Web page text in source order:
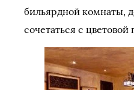
бильярдной комнаты,
сочетаться с цветовой